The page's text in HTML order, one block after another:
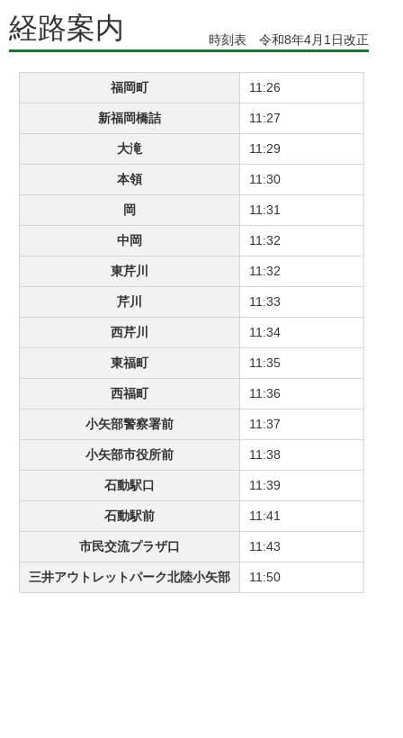
経路案内 時刻表 令和8年4月1日改正
福岡町 11:26
新福岡橋詰 11:27
大滝 11:29
本領 11:30
岡 11:31
中岡 11:32
東芹川 11:32
芹川 11:33
西芹川 11:34
東福町 11:35
西福町 11:36
小矢部警察署前 11:37
小矢部市役所前 11:38
石動駅口 11:39
石動駅前 11:41
市民交流プラザ口 11:43
三井アウトレットパーク北陸小矢部 11:50